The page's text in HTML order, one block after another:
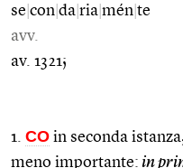
se con da ria mén te
avv.
av. 1321;
1. CO in seconda
meno importante: in